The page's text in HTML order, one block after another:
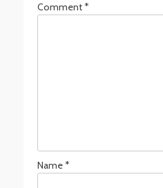
Comment*
Name*